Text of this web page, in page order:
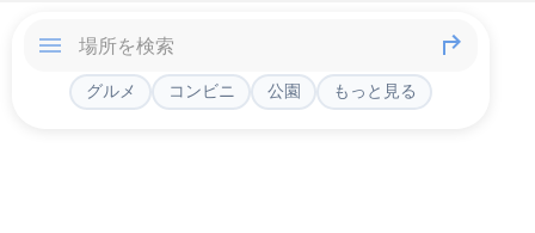
グルメ コンビニ 公園 もっと見る